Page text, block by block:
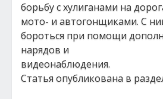
борьбу с хулиганами на
мото- и автогонщиками. С
бороться при помощи
нарядов и
видеонаблюдения.
Статья опубликована в